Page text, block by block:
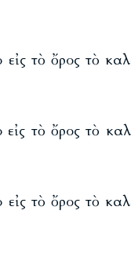
τὸ ὄρος τὸ
τὸ ὄρος τὸ
τὸ ὄρος τὸ